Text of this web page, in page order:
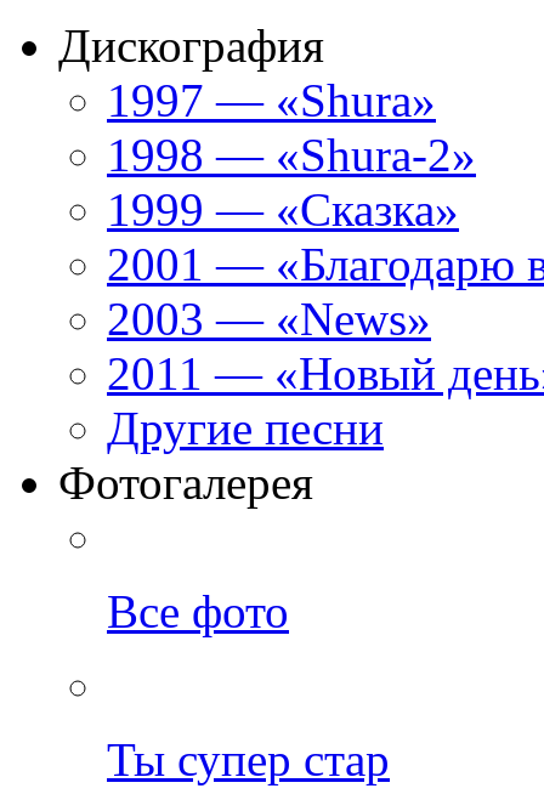
Дискография
1997 — «Shura»
1998 — «Shura-2»
1999 — «Сказка»
2001 — «Благодарю
2003 — «News»
2011 — «Новый
Другие песни
Фотогалерея
Все фото
Ты супер стар